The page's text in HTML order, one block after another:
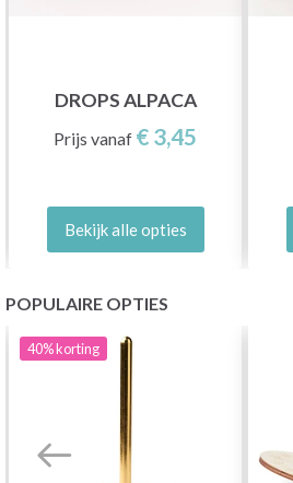
DROPS ALPACA
Prijs vanaf € 3,45
Bekijk alle opties
POPULAIRE OPTIES
40%korting